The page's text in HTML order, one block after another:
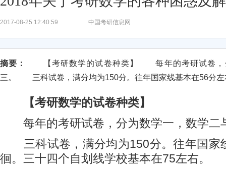
2017-08-25 12:40:59 中国考研信息网
摘要：
【考研数学的试卷种类】 每年的考研试卷，
三。 三科试卷，满分均为150分。往年国家线基本在56分左
【考研数学的试卷种类】
每年的考研试卷，分为数学一，数学二
三科试卷，满分均为150分。往年国家
徊。三十四个自划线学校基本在75左右。